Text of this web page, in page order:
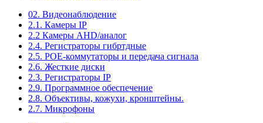
02. Видеонаблюдение
2.1. Камеры IP
2.2 Камеры AHD/аналог
2.4. Регистраторы гибртдные
2.5. РОЕ-коммутаторы и передача сигнала
2.6. Жесткие диски
2.3. Регистраторы IP
2.9. Программное обеспечение
2.8. Объективы, кожухи, кронштейны.
2.7. Микрофоны